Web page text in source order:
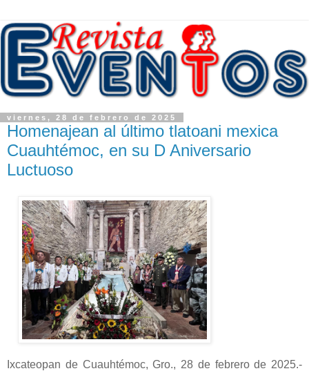
viernes, 28 de febrero de 2025
Homenajean al último tlatoani mexica
Cuauhtémoc, en su D Aniversario
Luctuoso
Ixcateopan de Cuauhtémoc, Gro., 28 de febrero de 2025.-